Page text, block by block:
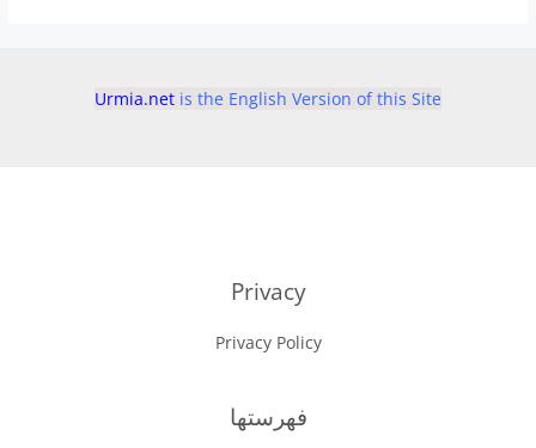
Urmia.net is the English Version of this Site
Privacy
Privacy Policy
فهرستها